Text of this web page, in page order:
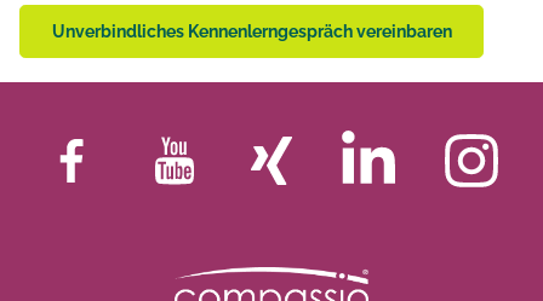
Unverbindliches Kennenlerngespräch vereinbaren